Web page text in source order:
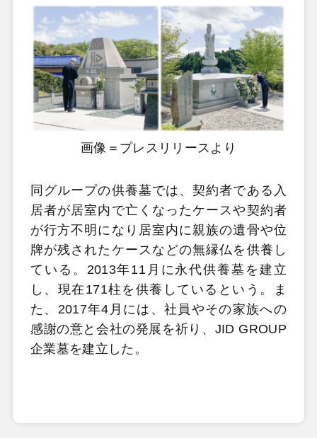
画像＝プレスリリースより
同グループの供養墓では、契約者である入
居者が居室内で亡くなったケースや契約者
が行方不明になり居室内に親族の遺骨や位
牌が残されたケースなどの無縁仏を供養し
ている。2013年11月に永代供養墓を建立
し、現在171柱を供養しているという。ま
た、2017年4月には、社員やその家族への
感謝の意と会社の発展を祈り、JID GROUP
企業墓を建立した。